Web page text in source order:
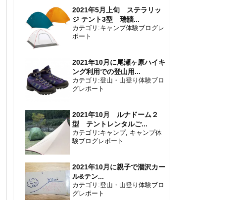
2021年5月上旬 ステラリッ
ジ テント3型 瑞牆...
カテゴリ:キャンプ体験ブログレ
ポート
2021年10月に尾瀬ヶ原ハイキ
ング利用での登山用...
カテゴリ:登山・山登り体験ブロ
グレポート
2021年10月 ルナドーム２
型 テントレンタルご...
カテゴリ:キャンプ, キャンプ体
験ブログレポート
2021年10月に親子で涸沢カー
ル&テン...
カテゴリ:登山・山登り体験ブロ
グレポート